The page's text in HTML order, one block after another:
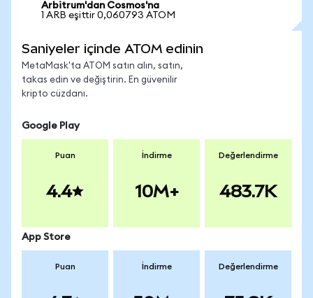
Arbitrum'dan Cosmos'na
1 ARB eşittir 0,060793 ATOM
Saniyeler içinde ATOM edinin
MetaMask'ta ATOM satın alın, satın,
takas edin ve değiştirin. En güvenilir
kripto cüzdanı.
Google Play
Puan
4.4
İndirme
10M+
Değerlendirme
483.7K
App Store
Puan İndirme Değerlendirme